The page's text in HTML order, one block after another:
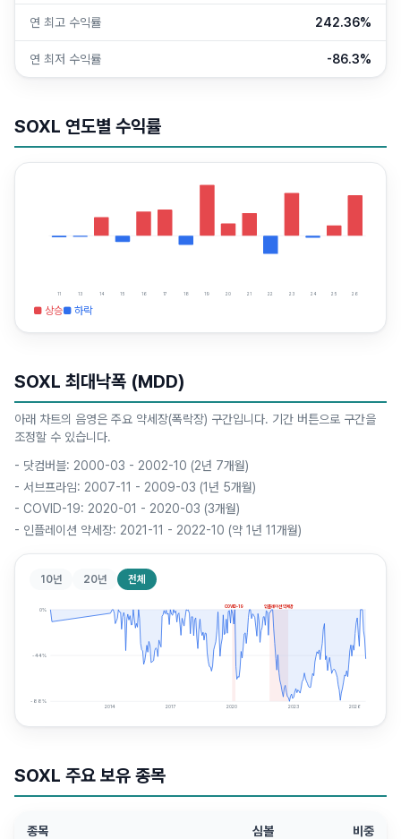
연 최고 수익률 242.36%
연 최저 수익률 -86.3%
SOXL 연도별 수익률
11 13 14 15 16 17 18 19 20 21 22 23 24 25 26
■ 상승■ 하락
SOXL 최대낙폭 (MDD)
아래 차트의 음영은 주요 약세장(폭락장) 구간입니다. 기간 버튼으로 구간을
조정할 수 있습니다.
- 닷컴버블: 2000-03 - 2002-10 (2년 7개월)
- 서브프라임: 2007-11 - 2009-03 (1년 5개월)
- COVID-19: 2020-01 - 2020-03 (3개월)
- 인플레이션 약세장: 2021-11 - 2022-10 (약 1년 11개월)
10년 20년 전체
COVID-19 인플레이션 약세장
0%
-44%
-88%
2014 2017 2020 2023 2026
SOXL 주요 보유 종목
종목 심볼 비중